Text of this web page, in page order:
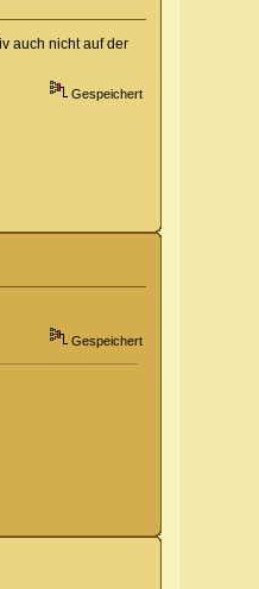
auch nicht auf der
Gespeichert
Gespeichert